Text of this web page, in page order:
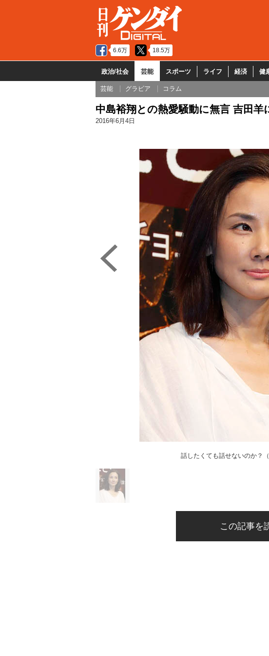
6.6万 18.5万
政治/社会 芸能 スポーツ ライフ 経済 健
芸能 グラビア コラム
中島裕翔との熱愛騒動に無言 吉田羊
2016年6月4日
話したくても話せないのか？
この記事を